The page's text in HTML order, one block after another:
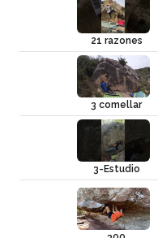
21 razones
3 comellar
3-Estudio